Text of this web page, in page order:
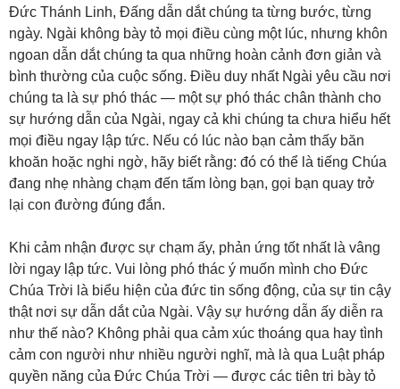
Đức Thánh Linh, Đấng dẫn dắt chúng ta từng bước, từng
ngày. Ngài không bày tỏ mọi điều cùng một lúc, nhưng khôn
ngoan dẫn dắt chúng ta qua những hoàn cảnh đơn giản và
bình thường của cuộc sống. Điều duy nhất Ngài yêu cầu nơi
chúng ta là sự phó thác — một sự phó thác chân thành cho
sự hướng dẫn của Ngài, ngay cả khi chúng ta chưa hiểu hết
mọi điều ngay lập tức. Nếu có lúc nào bạn cảm thấy băn
khoăn hoặc nghi ngờ, hãy biết rằng: đó có thể là tiếng Chúa
đang nhẹ nhàng chạm đến tấm lòng bạn, gọi bạn quay trở
lại con đường đúng đắn.
Khi cảm nhận được sự chạm ấy, phản ứng tốt nhất là vâng
lời ngay lập tức. Vui lòng phó thác ý muốn mình cho Đức
Chúa Trời là biểu hiện của đức tin sống động, của sự tin cậy
thật nơi sự dẫn dắt của Ngài. Vậy sự hướng dẫn ấy diễn ra
như thế nào? Không phải qua cảm xúc thoáng qua hay tình
cảm con người như nhiều người nghĩ, mà là qua Luật pháp
quyền năng của Đức Chúa Trời — được các tiên tri bày tỏ